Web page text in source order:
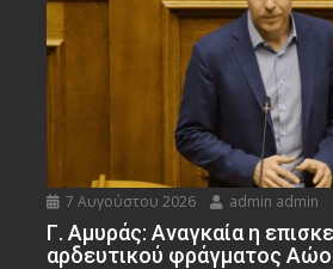
7 Αυγούστου 2026 admin admin
Γ. Αμυράς: Αναγκαία η
αρδευτικού φράγματος